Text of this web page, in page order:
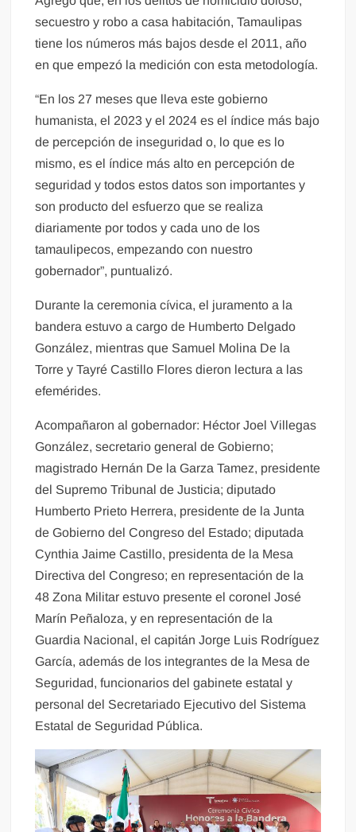
secuestro y robo a casa habitación, Tamaulipas
tiene los números más bajos desde el 2011, año
en que empezó la medición con esta metodología.
“En los 27 meses que lleva este gobierno
humanista, el 2023 y el 2024 es el índice más bajo
de percepción de inseguridad o, lo que es lo
mismo, es el índice más alto en percepción de
seguridad y todos estos datos son importantes y
son producto del esfuerzo que se realiza
diariamente por todos y cada uno de los
tamaulipecos, empezando con nuestro
gobernador”, puntualizó.
Durante la ceremonia cívica, el juramento a la
bandera estuvo a cargo de Humberto Delgado
González, mientras que Samuel Molina De la
Torre y Tayré Castillo Flores dieron lectura a las
efemérides.
Acompañaron al gobernador: Héctor Joel Villegas
González, secretario general de Gobierno;
magistrado Hernán De la Garza Tamez, presidente
del Supremo Tribunal de Justicia; diputado
Humberto Prieto Herrera, presidente de la Junta
de Gobierno del Congreso del Estado; diputada
Cynthia Jaime Castillo, presidenta de la Mesa
Directiva del Congreso; en representación de la
48 Zona Militar estuvo presente el coronel José
Marín Peñaloza, y en representación de la
Guardia Nacional, el capitán Jorge Luis Rodríguez
García, además de los integrantes de la Mesa de
Seguridad, funcionarios del gabinete estatal y
personal del Secretariado Ejecutivo del Sistema
Estatal de Seguridad Pública.